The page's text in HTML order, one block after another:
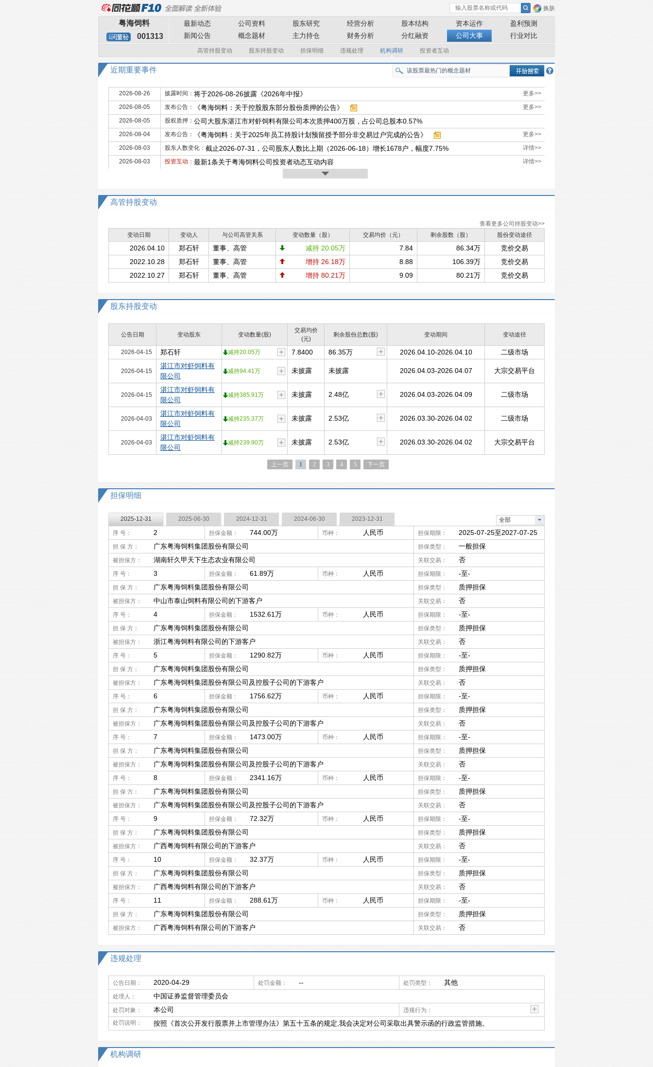
换肤
粤海饲料
001313
最新动态 公司资料 股东研究 经营分析 股本结构 资本运作
盈利预测
新闻公告
概念题材 主力持仓 财务分析 分红融资 公司大事 行业对比
高管持股变动 股东持股变动 担保明细 违规处理 机构调研 投资者互动
近期重要事件
2026-08-26 披露时间： 更多>>
将于2026-08-26披露《2026年中报》
2026-08-05 发布公告： 更多>>
《粤海饲料：关于控股股东部分股份质押的公告》
2026-08-05 股权质押： 公司大股东湛江市对虾饲料有限公司本次质押400万股，占公司总股本0.57%
2026-08-04 发布公告： 更多>>
《粤海饲料：关于2025年员工持股计划预留授予部分非交易过户完成的公告》
2026-08-03 股东人数变化： 详情>>
截止2026-07-31，公司股东人数比上期（2026-06-18）增长1678户，幅度7.75%
2026-08-03 投资互动： 详情>>
最新1条关于粤海饲料公司投资者动态互动内容
高管持股变动
查看更多公司持股变动>>
变动日期
变动人 与公司高管关系 变动数量（股） 交易均价（元） 剩余股数（股） 股份变动途径
2026.04.10 郑石轩 董事、高管 减持 20.05万 7.84 86.34万
竞价交易
2022.10.28
郑石轩 董事、高管 增持 26.18万 8.88 106.39万
竞价交易
2022.10.27
郑石轩 董事、高管 增持 80.21万 9.09 80.21万 竞价交易
股东持股变动
公告日期 变动股东 变动数量(股)
交易均价
(元)
剩余股份总数(股) 变动期间 变动途径
2026-04-15 郑石轩 减持20.05万 7.8400 86.35万 2026.04.10-2026.04.10 二级市场
2026-04-15
湛江市对虾饲料有
限公司
减持94.41万 未披露 未披露 2026.04.03-2026.04.07 大宗交易平台
2026-04-15
湛江市对虾饲料有
限公司
减持385.91万 未披露 2.48亿 2026.04.03-2026.04.09 二级市场
2026-04-03
湛江市对虾饲料有
限公司
减持235.37万 未披露 2.53亿 2026.03.30-2026.04.02 二级市场
2026-04-03
湛江市对虾饲料有
限公司
减持239.90万 未披露 2.53亿 2026.03.30-2026.04.02 大宗交易平台
上一页 1 2 3 4 5 下一页
担保明细
全部
2025-12-31 2025-06-30 2024-12-31 2024-06-30 2023-12-31
序 号： 2 担保金额： 744.00万 币种： 人民币 担保期限： 2025-07-25至2027-07-25
担 保 方： 广东粤海饲料集团股份有限公司 担保类型： 一般担保
被担保方： 湖南轩久甲天下生态农业有限公司 关联交易： 否
序 号： 3 担保金额： 61.89万 币种： 人民币 担保期限： -至-
担 保 方： 广东粤海饲料集团股份有限公司 担保类型： 质押担保
被担保方： 中山市泰山饲料有限公司的下游客户 关联交易： 否
序 号： 4 担保金额： 1532.61万 币种： 人民币 担保期限： -至-
担 保 方： 广东粤海饲料集团股份有限公司 担保类型： 质押担保
被担保方： 浙江粤海饲料有限公司的下游客户 关联交易： 否
序 号： 5 担保金额： 1290.82万 币种： 人民币 担保期限： -至-
担 保 方： 广东粤海饲料集团股份有限公司 担保类型： 质押担保
被担保方： 广东粤海饲料集团股份有限公司及控股子公司的下游客户 关联交易： 否
序 号： 6 担保金额： 1756.62万 币种： 人民币 担保期限： -至-
担 保 方： 广东粤海饲料集团股份有限公司 担保类型： 质押担保
被担保方： 广东粤海饲料集团股份有限公司及控股子公司的下游客户 关联交易： 否
序 号： 7 担保金额： 1473.00万 币种： 人民币 担保期限： -至-
担 保 方： 广东粤海饲料集团股份有限公司 担保类型： 质押担保
被担保方： 广东粤海饲料集团股份有限公司及控股子公司的下游客户 关联交易： 否
序 号： 8 担保金额： 2341.16万 币种： 人民币 担保期限： -至-
担 保 方： 广东粤海饲料集团股份有限公司 担保类型： 质押担保
被担保方： 广东粤海饲料集团股份有限公司及控股子公司的下游客户 关联交易： 否
序 号： 9 担保金额： 72.32万 币种： 人民币 担保期限： -至-
担 保 方： 广东粤海饲料集团股份有限公司 担保类型： 质押担保
被担保方： 广西粤海饲料有限公司的下游客户 关联交易： 否
序 号： 10 担保金额： 32.37万 币种： 人民币 担保期限： -至-
担 保 方： 广东粤海饲料集团股份有限公司 担保类型： 质押担保
被担保方： 广西粤海饲料有限公司的下游客户 关联交易： 否
序 号： 11 担保金额： 288.61万 币种： 人民币 担保期限： -至-
担 保 方： 广东粤海饲料集团股份有限公司 担保类型： 质押担保
被担保方： 广西粤海饲料有限公司的下游客户 关联交易： 否
违规处理
公告日期： 2020-04-29 处罚金额： -- 处罚类型： 其他
处理人： 中国证券监督管理委员会
处罚对象： 本公司
违规行为：
处罚说明：
按照《首次公开发行股票并上市管理办法》第五十五条的规定,我会决定对公司采取出具警示函的行政监管措施。
机构调研